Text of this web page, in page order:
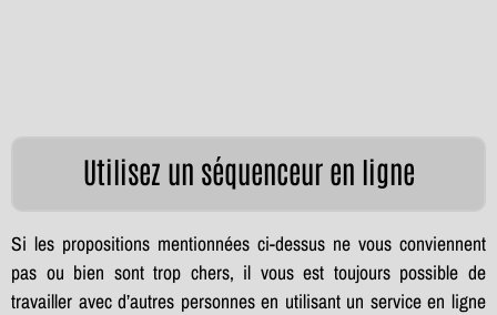
Utilisez un séquenceur en ligne
Si les propositions mentionnées ci-dessus ne vous conviennent
pas ou bien sont trop chers, il vous est toujours possible de
travailler avec d’autres personnes en utilisant un service en ligne